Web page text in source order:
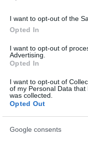
I want to opt-out of the
Opted In
I want to opt-out of
Advertising.
Opted In
I want to opt-out of
of my Personal Data
was collected.
Opted Out
Google consents